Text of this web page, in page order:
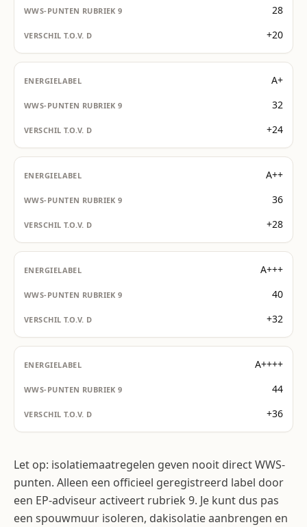
28
+20
A+
32
+24
A++
36
+28
A+++
40
+32
A++++
44
+36
Let op: isolatiemaatregelen geven nooit direct WWS-
punten. Alleen een officieel geregistreerd label door
een EP-adviseur activeert rubriek 9. Je kunt dus pas
een spouwmuur isoleren, dakisolatie aanbrengen en